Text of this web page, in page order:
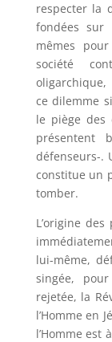
respecter la
fondées sur
mêmes
société
oligarchique,
ce dilemme
le piège des
présentent
défenseurs-.
constitue un
tomber.
L’origine
lui-même,
singée,
rejetée, la
l’Homme en
l’Homme est